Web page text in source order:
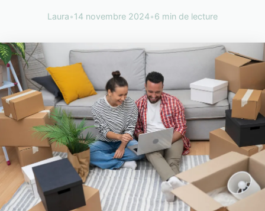
Laura•14 novembre 2024•6 min de lecture